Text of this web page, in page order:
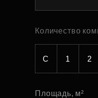
Количество
С 1 2
Площадь, м²